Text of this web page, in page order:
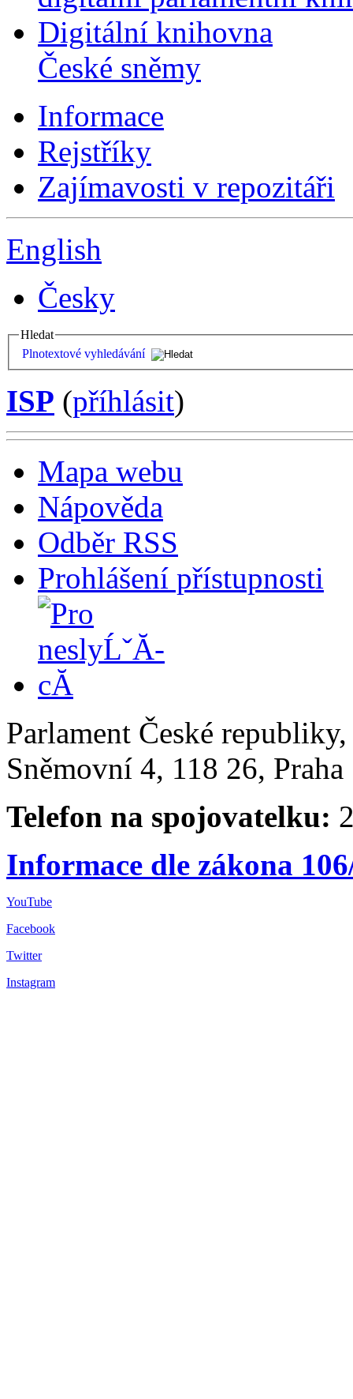
Digitální knihovna
České sněmy
Informace
Rejstříky
Zajímavosti v repozitáři
English
Česky
Hledat
Plnotextové vyhledávání
ISP (příhlásit)
Mapa webu
Nápověda
Odběr RSS
Prohlášení přístupnosti
Parlament České
Sněmovní 4, 118 26,
Telefon na spojovatelku:
Informace dle zákona
YouTube
Facebook
Twitter
Instagram